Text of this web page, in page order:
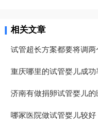
相关文章
试管超长方案都要将调两
重庆哪里的试管婴儿成功
济南有做捐卵试管婴儿的
哪家医院做试管婴儿较好